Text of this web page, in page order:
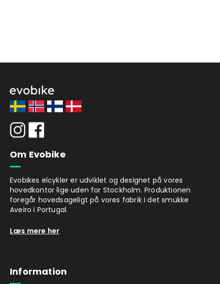
Om Evobike
Evobikes elcykler er udviklet og designet på vores
hovedkontor lige uden for Stockholm. Produktionen
foregår hovedsageligt på vores fabrik i det smukke
Aveiro i Portugal.
Læs mere her
Information